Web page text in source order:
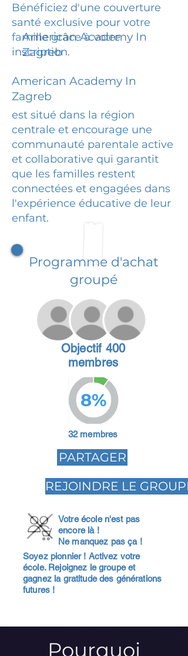
Bénéficiez d'une couverture
santé exclusive pour votre
famille grâce à votre
inscription.
American Academy In
Zagreb
American Academy In
Zagreb
est situé dans la région
centrale et encourage une
communauté parentale active
et collaborative qui garantit
que les familles restent
connectées et engagées dans
l'expérience éducative de leur
enfant.
Programme d'achat
groupé
Objectif 400
membres
8%
32 membres
PARTAGER
REJOINDRE LE GROUPE
Votre école n'est pas
encore là !
Ne manquez pas ça !
Soyez pionnier ! Activez votre
école. Rejoignez le groupe et
gagnez la gratitude des générations
futures !
Pourquoi